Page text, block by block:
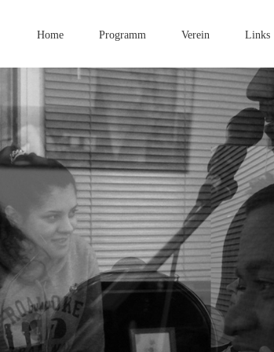
Home Programm Verein Links